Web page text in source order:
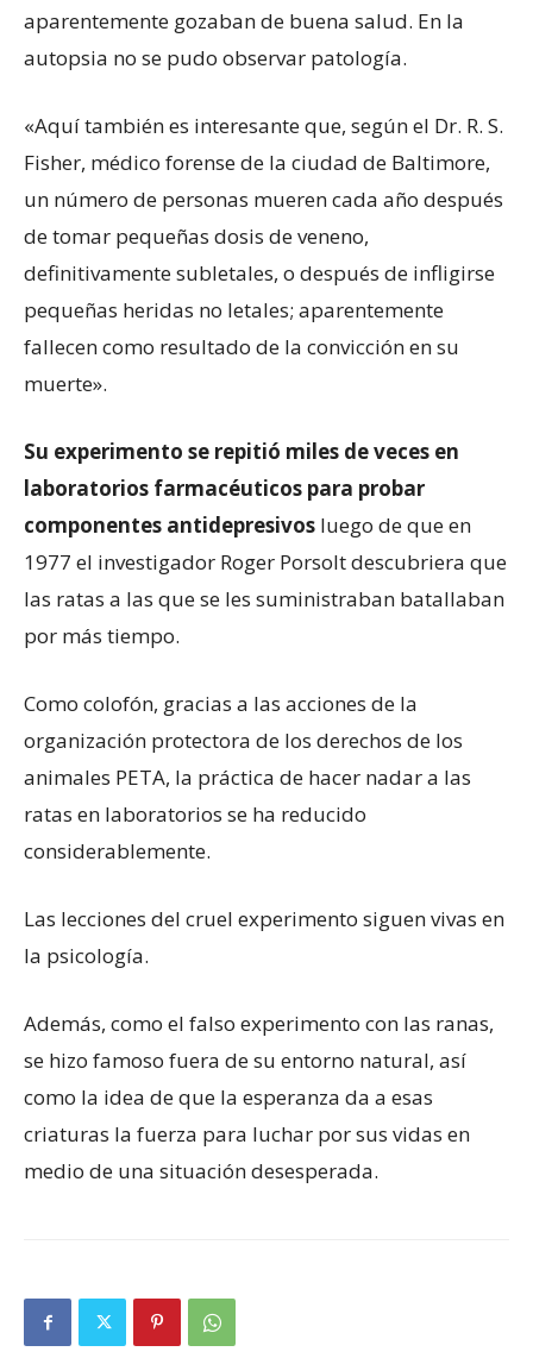
aparentemente gozaban de buena salud. En la
autopsia no se pudo observar patología.
«Aquí también es interesante que, según el Dr. R. S.
Fisher, médico forense de la ciudad de Baltimore,
un número de personas mueren cada año después
de tomar pequeñas dosis de veneno,
definitivamente subletales, o después de infligirse
pequeñas heridas no letales; aparentemente
fallecen como resultado de la convicción en su
muerte».
Su experimento se repitió miles de veces en
laboratorios farmacéuticos para probar
componentes antidepresivos luego de que en
1977 el investigador Roger Porsolt descubriera que
las ratas a las que se les suministraban batallaban
por más tiempo.
Como colofón, gracias a las acciones de la
organización protectora de los derechos de los
animales PETA, la práctica de hacer nadar a las
ratas en laboratorios se ha reducido
considerablemente.
Las lecciones del cruel experimento siguen vivas en
la psicología.
Además, como el falso experimento con las ranas,
se hizo famoso fuera de su entorno natural, así
como la idea de que la esperanza da a esas
criaturas la fuerza para luchar por sus vidas en
medio de una situación desesperada.